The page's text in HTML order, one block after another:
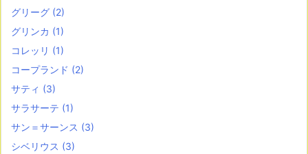
グリーグ (2)
グリンカ (1)
コレッリ (1)
コープランド (2)
サティ (3)
サラサーテ (1)
サン＝サーンス (3)
シベリウス (3)